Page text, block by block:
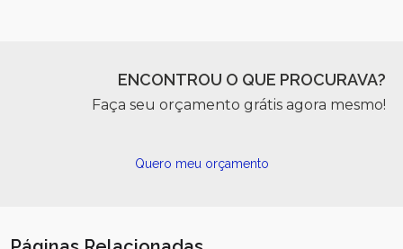
ENCONTROU O QUE PROCURAVA?
Faça seu orçamento grátis agora mesmo!
Quero meu orçamento